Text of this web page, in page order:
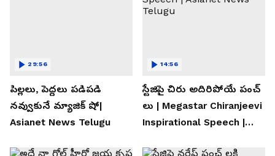
పిల్లలు, పెద్దలు పడిపడి
నవ్వుకునే మ్యాజిక్ షో|
Asianet News Telugu
29:56
స్టేజిపై చిరు అదిరిపోయే పంచ్
లు | Megastar Chiranjeevi
Inspirational Speech |
14:56